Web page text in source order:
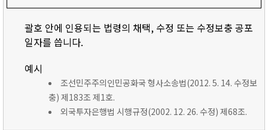
괄호 안에 인용되는 법령의 채택, 수정 또는 수정보충 공포
일자를 씁니다.
예시
조선민주주의인민공화국 형사소송법(2012. 5. 14. 수정보
충) 제183조 제1호.
외국투자은행법 시행규정(2002. 12. 26. 수정) 제68조.